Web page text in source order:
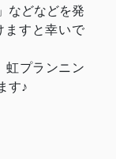
などなどを発
ますと幸いで
プランニン
す♪